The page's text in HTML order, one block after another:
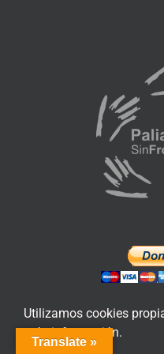
Translate »
Utilizamos cookies
más información.